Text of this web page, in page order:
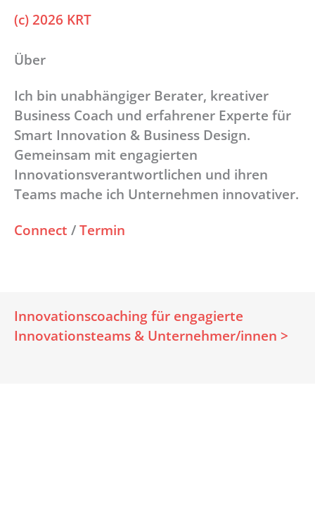
(c) 2026 KRT
Über
Ich bin unabhängiger Berater, kreativer
Business Coach und erfahrener Experte für
Smart Innovation & Business Design.
Gemeinsam mit engagierten
Innovationsverantwortlichen und ihren
Teams mache ich Unternehmen innovativer.
Connect / Termin
Innovationscoaching für engagierte
Innovationsteams & Unternehmer/innen >